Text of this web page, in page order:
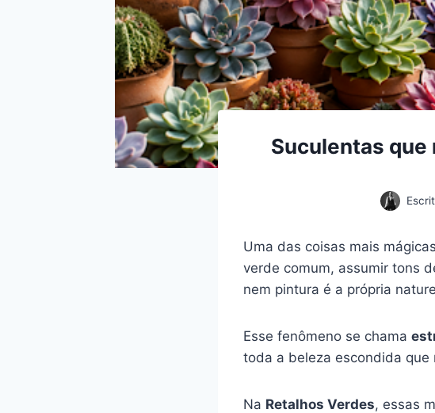
Suculentas
Uma das coisas mais
verde comum, assumir tons
nem pintura é a própria
Esse fenômeno se chama
toda a beleza escondida que
Na Retalhos Verdes, essas